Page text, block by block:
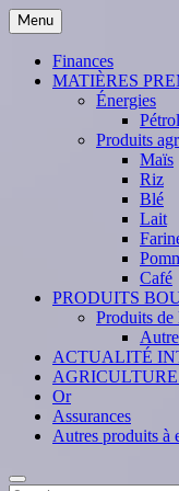
Skip
to
content
Menu
Finances
MATIÈRES
Énergies
Produits
Maïs
Riz
Blé
Lait
Café
PRODUITS
Produits de
ACTUALITÉ
Or
Assurances
Autres produits à
Search